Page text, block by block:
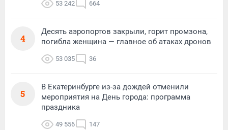
53 242 664
4
Десять аэропортов закрыли, горит промзона,
погибла женщина — главное об атаках дронов
53 035 36
5
В Екатеринбурге из-за дождей отменили
мероприятия на День города: программа
праздника
49 556 147